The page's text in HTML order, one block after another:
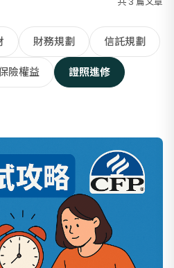
財務規劃 信託規劃
險權益 證照進修